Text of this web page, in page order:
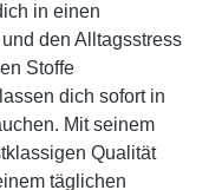
in einen
den Alltagsstress
Stoffe
dich sofort in
Mit seinem
Qualität
täglichen